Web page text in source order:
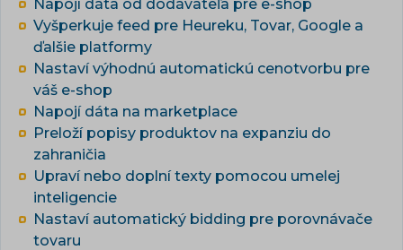
Napojí dáta od dodávateľa pre e-shop
Vyšperkuje feed pre Heureku, Tovar, Google a
ďalšie platformy
Nastaví výhodnú automatickú cenotvorbu pre
váš e-shop
Napojí dáta na marketplace
Preloží popisy produktov na expanziu do
zahraničia
Upraví nebo doplní texty pomocou umelej
inteligencie
Nastaví automatický bidding pre porovnávače
tovaru